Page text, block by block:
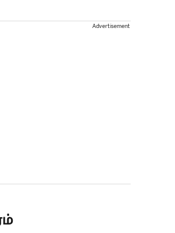
Advertisement